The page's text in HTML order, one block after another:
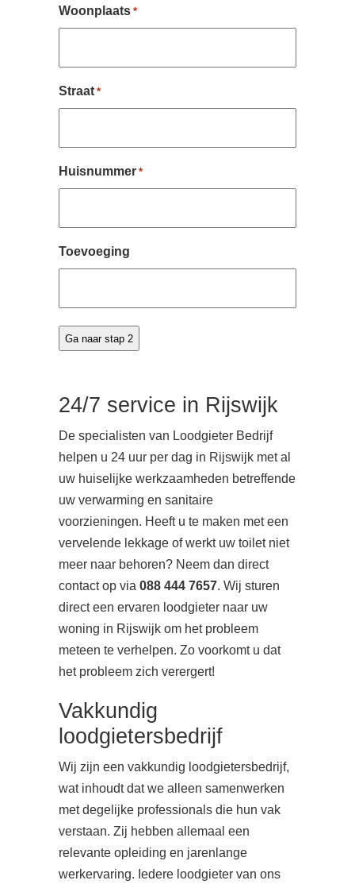
Woonplaats *
Straat *
Huisnummer *
Toevoeging
24/7 service in Rijswijk
De specialisten van Loodgieter Bedrijf
helpen u 24 uur per dag in Rijswijk met al
uw huiselijke werkzaamheden betreffende
uw verwarming en sanitaire
voorzieningen. Heeft u te maken met een
vervelende lekkage of werkt uw toilet niet
meer naar behoren? Neem dan direct
contact op via 088 444 7657. Wij sturen
direct een ervaren loodgieter naar uw
woning in Rijswijk om het probleem
meteen te verhelpen. Zo voorkomt u dat
het probleem zich verergert!
Vakkundig
loodgietersbedrijf
Wij zijn een vakkundig loodgietersbedrijf,
wat inhoudt dat we alleen samenwerken
met degelijke professionals die hun vak
verstaan. Zij hebben allemaal een
relevante opleiding en jarenlange
werkervaring. Iedere loodgieter van ons